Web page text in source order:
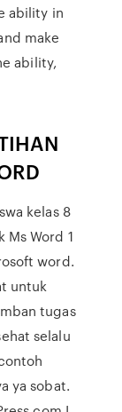
ability in
make
ability,
kelas 8
Ms Word 1
word.
untuk
tugas
selalu
ya sobat.